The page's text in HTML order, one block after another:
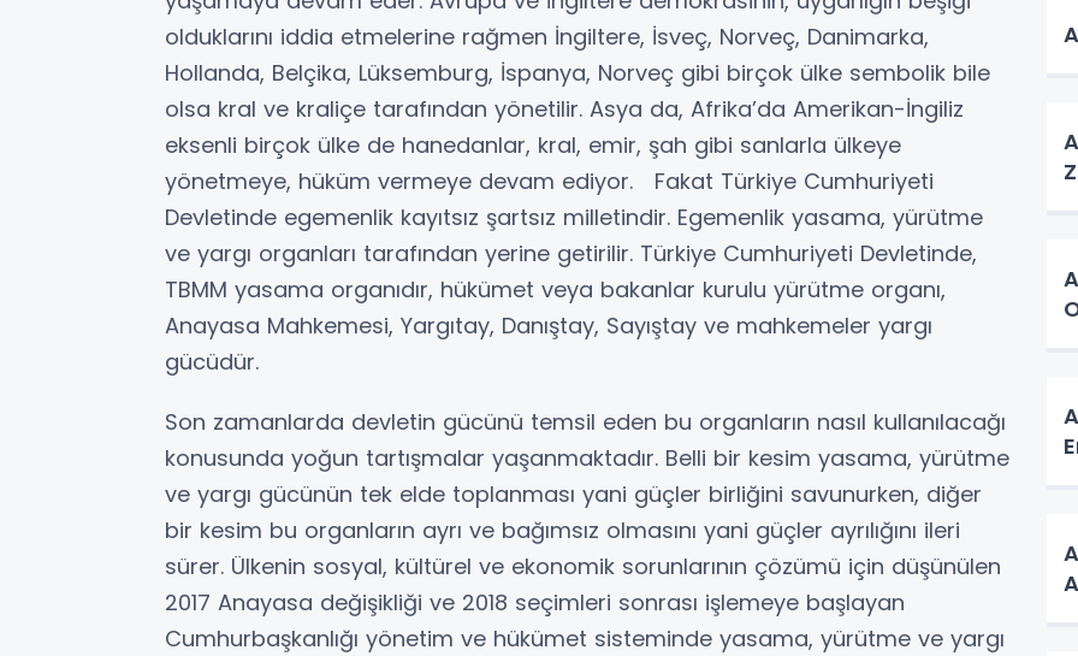
olduklarını iddia etmelerine rağmen İngiltere, İsveç, Norveç, Danimarka,
Hollanda, Belçika, Lüksemburg, İspanya, Norveç gibi birçok ülke sembolik bile
olsa kral ve kraliçe tarafından yönetilir. Asya da, Afrika’da Amerikan-İngiliz
eksenli birçok ülke de hanedanlar, kral, emir, şah gibi sanlarla ülkeye
yönetmeye, hüküm vermeye devam ediyor. Fakat Türkiye Cumhuriyeti
Devletinde egemenlik kayıtsız şartsız milletindir. Egemenlik yasama, yürütme
ve yargı organları tarafından yerine getirilir. Türkiye Cumhuriyeti Devletinde,
TBMM yasama organıdır, hükümet veya bakanlar kurulu yürütme organı,
Anayasa Mahkemesi, Yargıtay, Danıştay, Sayıştay ve mahkemeler yargı
gücüdür.
Son zamanlarda devletin gücünü temsil eden bu organların nasıl kullanılacağı
konusunda yoğun tartışmalar yaşanmaktadır. Belli bir kesim yasama, yürütme
ve yargı gücünün tek elde toplanması yani güçler birliğini savunurken, diğer
bir kesim bu organların ayrı ve bağımsız olmasını yani güçler ayrılığını ileri
sürer. Ülkenin sosyal, kültürel ve ekonomik sorunlarının çözümü için düşünülen
2017 Anayasa değişikliği ve 2018 seçimleri sonrası işlemeye başlayan
Cumhurbaşkanlığı yönetim ve hükümet sisteminde yasama, yürütme ve yargı